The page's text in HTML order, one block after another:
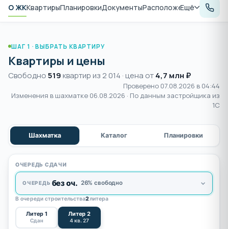
О ЖККвартирыПланировкиДокументыРасположение
Ещё
ШАГ 1 · ВЫБРАТЬ КВАРТИРУ
Квартиры и цены
Свободно519квартир из 2 014 · цена от4,7 млн ₽
Проверено 07.08.2026 в 04:44
Изменения в шахматке 06.08.2026 · По данным застройщика из
1С
Шахматка Каталог Планировки
ОЧЕРЕДЬ СДАЧИ
ОЧЕРЕДЬ без оч. 26% свободно
В очереди строительства2литера
Литер 1
Сдан
Литер 2
4 кв. 27